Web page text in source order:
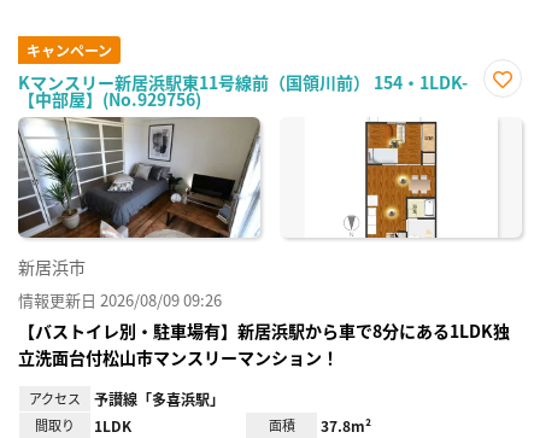
キャンペーン
Kマンスリー新居浜駅東11号線前（国領川前） 154・1LDK-
【中部屋】(No.929756)
に入
新居浜市
情報更新日 2026/08/09 09:26
【バストイレ別・駐車場有】新居浜駅から車で8分にある1LDK独
立洗面台付松山市マンスリーマンション！
アクセス 予讃線「多喜浜駅」
間取り 1LDK 面積 37.8m²